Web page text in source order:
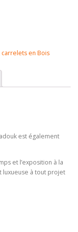
en Bois
est également
et l’exposition à la
luxueuse à tout projet